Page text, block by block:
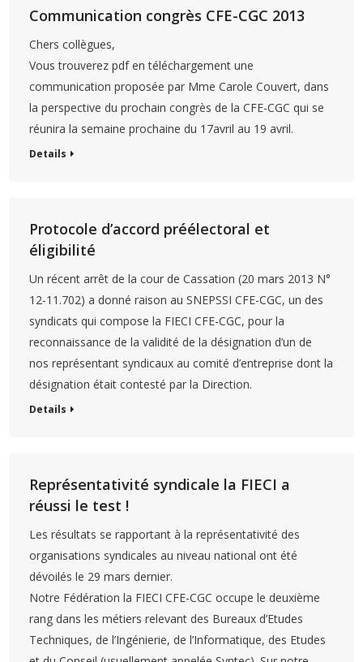
Communication congrès CFE-CGC 2013
Chers collègues,
Vous trouverez pdf en téléchargement une
communication proposée par Mme Carole Couvert, dans
la perspective du prochain congrès de la CFE-CGC qui se
réunira la semaine prochaine du 17avril au 19 avril.
Details
Protocole d’accord préélectoral et
éligibilité
Un récent arrêt de la cour de Cassation (20 mars 2013 N°
12-11.702) a donné raison au SNEPSSI CFE-CGC, un des
syndicats qui compose la FIECI CFE-CGC, pour la
reconnaissance de la validité de la désignation d’un de
nos représentant syndicaux au comité d’entreprise dont la
désignation était contesté par la Direction.
Details
Représentativité syndicale la FIECI a
réussi le test !
Les résultats se rapportant à la représentativité des
organisations syndicales au niveau national ont été
dévoilés le 29 mars dernier.
Notre Fédération la FIECI CFE-CGC occupe le deuxième
rang dans les métiers relevant des Bureaux d’Etudes
Techniques, de l’Ingénierie, de l’Informatique, des Etudes